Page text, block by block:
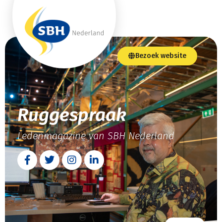
Bezoek website
Ruggespraak
Ledenmagazine van SBH Nederland